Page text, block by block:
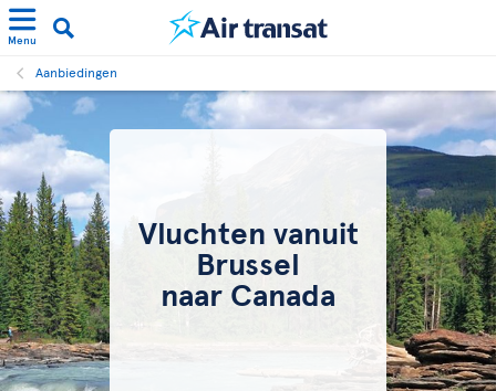
Menu
Aanbiedingen
Vluchten vanuit
Brussel
naar Canada